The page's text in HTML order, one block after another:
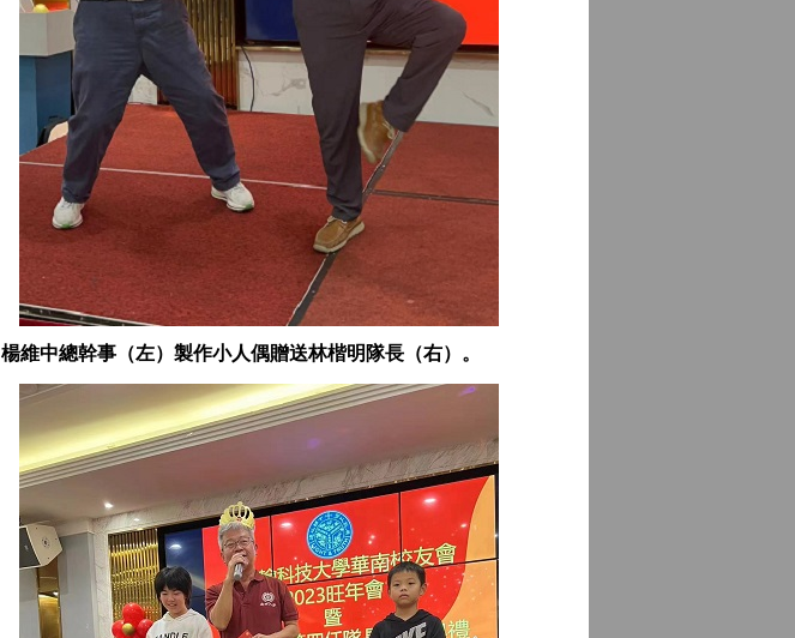
楊維中總幹事（左）製作小人偶贈送林楷明隊長（右）。